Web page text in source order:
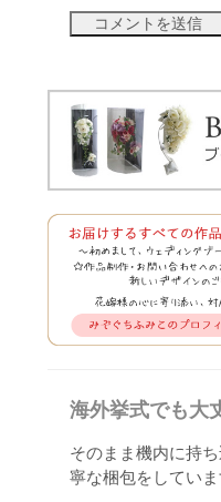
海外挙式でも大
そのまま機内に持
寧な梱包をしていま